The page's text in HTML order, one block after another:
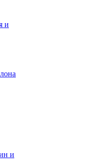
и
и